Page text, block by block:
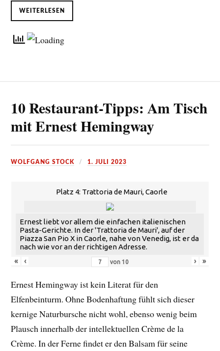
WEITERLESEN
10 Restaurant-Tipps: Am Tisch
mit Ernest Hemingway
WOLFGANG STOCK 1. JULI 2023
Platz 4: Trattoria de Mauri, Caorle
Ernest liebt vor allem die einfachen italienischen
Pasta-Gerichte. In der 'Trattoria de Mauri', auf der
Piazza San Pio X in Caorle, nahe von Venedig, ist er da
nach wie vor an der richtigen Adresse.
«
‹ von 10 › »
Ernest Hemingway ist kein Literat für den
Elfenbeinturm. Ohne Bodenhaftung fühlt sich dieser
kernige Naturbursche nicht wohl, ebenso wenig beim
Plausch innerhalb der intellektuellen Crème de la
Crème. In der Ferne findet er den Balsam für seine